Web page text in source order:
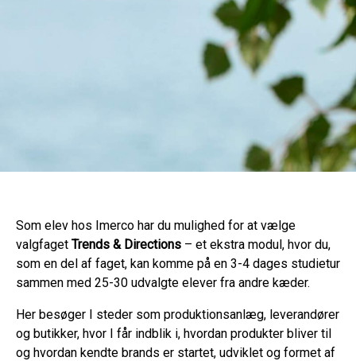
Som elev hos Imerco har du mulighed for at vælge
valgfaget Trends & Directions – et ekstra modul, hvor du,
som en del af faget, kan komme på en 3-4 dages studietur
sammen med 25-30 udvalgte elever fra andre kæder.
Her besøger I steder som produktionsanlæg, leverandører
og butikker, hvor I får indblik i, hvordan produkter bliver til
og hvordan kendte brands er startet, udviklet og formet af